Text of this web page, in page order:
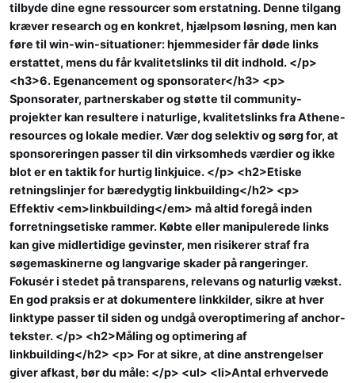
tilbyde dine egne ressourcer som erstatning. Denne tilgang
kræver research og en konkret, hjælpsom løsning, men kan
føre til win-win-situationer: hjemmesider får døde links
erstattet, mens du får kvalitetslinks til dit indhold. </p>
<h3>6. Egenancement og sponsorater</h3> <p>
Sponsorater, partnerskaber og støtte til community-
projekter kan resultere i naturlige, kvalitetslinks fra Athene-
resources og lokale medier. Vær dog selektiv og sørg for, at
sponsoreringen passer til din virksomheds værdier og ikke
blot er en taktik for hurtig linkjuice. </p> <h2>Etiske
retningslinjer for bæredygtig linkbuilding</h2> <p>
Effektiv <em>linkbuilding</em> må altid foregå inden
forretningsetiske rammer. Købte eller manipulerede links
kan give midlertidige gevinster, men risikerer straf fra
søgemaskinerne og langvarige skader på rangeringer.
Fokusér i stedet på transparens, relevans og naturlig vækst.
En god praksis er at dokumentere linkkilder, sikre at hver
linktype passer til siden og undgå overoptimering af anchor-
tekster. </p> <h2>Måling og optimering af
linkbuilding</h2> <p> For at sikre, at dine anstrengelser
giver afkast, bør du måle: </p> <ul> <li>Antal erhvervede